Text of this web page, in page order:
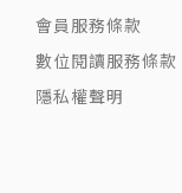
會員服務條款
數位閱讀服務條款
隱私權聲明